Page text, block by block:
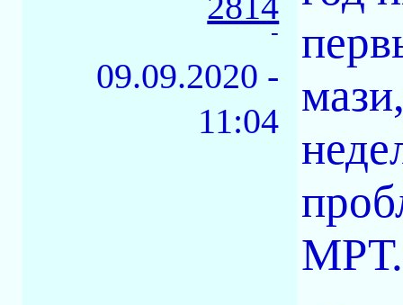
-
09.09.2020 -
11:04